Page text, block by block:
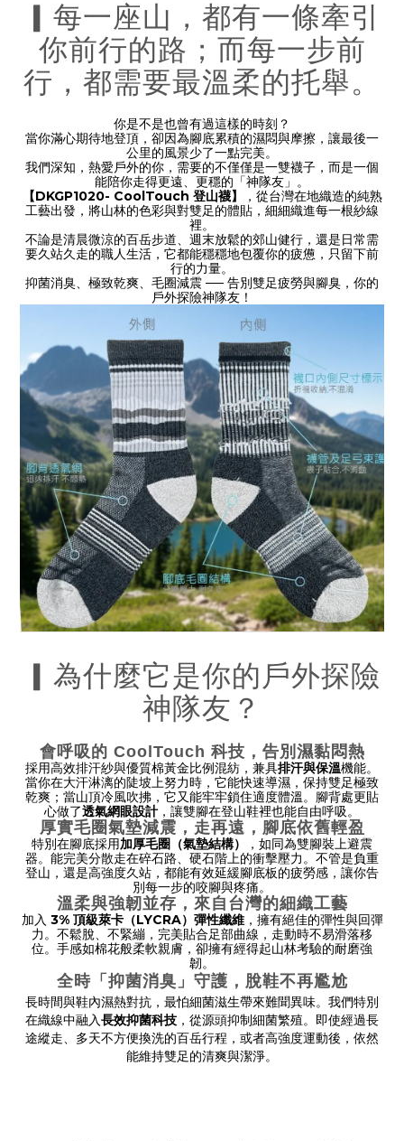
▎每一座山，都有一條牽引
你前行的路；而每一步前
行，都需要最溫柔的托舉。
你是不是也曾有過這樣的時刻？
當你滿心期待地登頂，卻因為腳底累積的濕悶與摩擦，讓最後一
公里的風景少了一點完美。
我們深知，熱愛戶外的你，需要的不僅僅是一雙襪子，而是一個
能陪你走得更遠、更穩的「神隊友」。
【DKGP1020- CoolTouch 登山襪】
，從台灣在地織造的純熟
工藝出發，將山林的色彩與對雙足的體貼，細細織進每一根紗線
裡。
不論是清晨微涼的百岳步道、週末放鬆的郊山健行，還是日常需
要久站久走的職人生活，它都能穩穩地包覆你的疲憊，只留下前
行的力量。
抑菌消臭、極致乾爽、毛圈減震 ── 告別雙足疲勞與腳臭，你的
戶外探險神隊友！
▎為什麼它是你的戶外探險
神隊友？
會呼吸的 CoolTouch 科技，告別濕黏悶熱
採用高效排汗紗與優質棉黃金比例混紡，兼具排汗與保溫機能。
當你在大汗淋漓的陡坡上努力時，它能快速導濕，保持雙足極致
乾爽；當山頂冷風吹拂，它又能牢牢鎖住適度體溫。腳背處更貼
心做了透氣網眼設計，讓雙腳在登山鞋裡也能自由呼吸。
厚實毛圈氣墊減震，走再遠，腳底依舊輕盈
特別在腳底採用加厚毛圈（氣墊結構）
，如同為雙腳裝上避震
器。能完美分散走在碎石路、硬石階上的衝擊壓力。不管是負重
登山，還是高強度久站，都能有效延緩腳底板的疲勞感，讓你告
別每一步的咬腳與疼痛。
溫柔與強韌並存，來自台灣的細織工藝
加入 3% 頂級萊卡（LYCRA）彈性纖維，擁有絕佳的彈性與回彈
力。不鬆脫、不緊繃，完美貼合足部曲線，走動時不易滑落移
位。手感如棉花般柔軟親膚，卻擁有經得起山林考驗的耐磨強
韌。
全時「抑菌消臭」守護，脫鞋不再尷尬
長時間與鞋內濕熱對抗，最怕細菌滋生帶來難聞異味。我們特別
在織線中融入長效抑菌科技 ，從源頭抑制細菌繁殖。即使經過長
途縱走、多天不方便換洗的百岳行程，或者高強度運動後，依然
能維持雙足的清爽與潔淨。